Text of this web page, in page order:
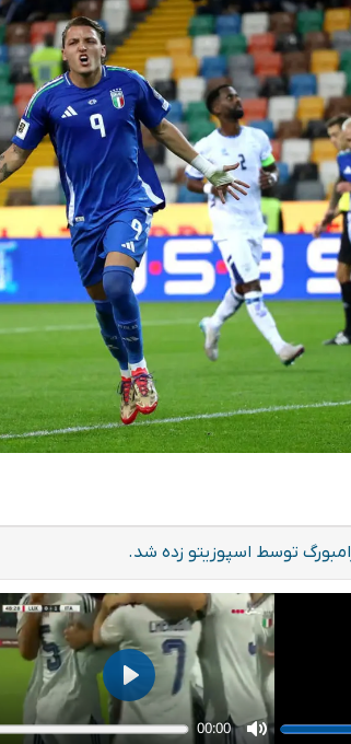
توسط اسپوزیتو زده شد.